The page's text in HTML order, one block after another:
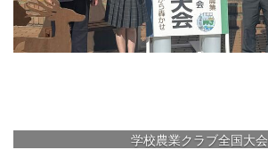
学校農業クラブ全国大会